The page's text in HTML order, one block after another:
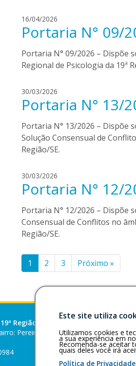
o
r
e
s
16/04/2026d
i
j
n
a
o
r
e
s
Portaria N° 09/
Portaria N° 09/2026 – Dispõe
Regional de Psicologia da 19ª
30/03/2026d
i
j
n
a
.
t
r
r
s
Portaria N° 13/
Portaria N° 13/2026 – Dispõe
Solução Consensual de
Região/SE.
30/03/2026d
i
j
n
a
.
t
r
Portaria N° 12/
Portaria N° 12/2026 – Dispõe
Consensual de Conflitos no
Região/SE.
Paginação
de
posts
1 2 3 Próximo »
Região (SE)
Pereira Lobo – CEP:
Este site utiliza
Utilizamos cookies e
a sua experiência em
Recomenda-se aceitar
quais deles você irá
Política de Privacidade